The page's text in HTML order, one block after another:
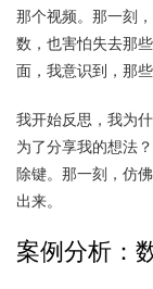
那个视频。那一刻
数，也害怕失去那
面，我意识到，那
我开始反思，我为
为了分享我的想法
除键。那一刻，仿
出来。
案例分析：